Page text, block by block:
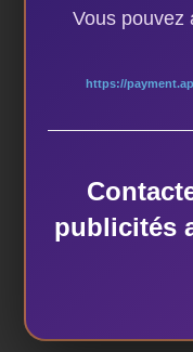
Vous pouvez
https://
publicités